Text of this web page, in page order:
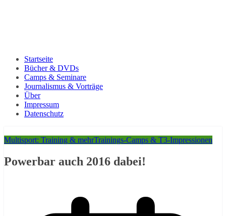
Startseite
Bücher & DVDs
Camps & Seminare
Journalismus & Vorträge
Über
Impressum
Datenschutz
Multisport: Training & mehrTrainings-Camps & T3-Impressionen
Powerbar auch 2016 dabei!